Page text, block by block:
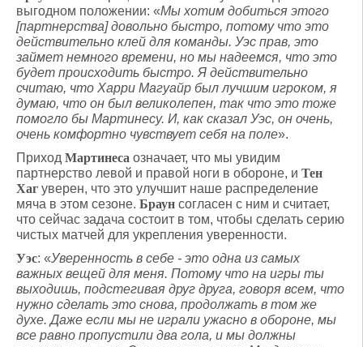
выгодном положении: «Мы хотим добиться этого
[партнерства] довольно быстро, потому что это
действительно клей для команды. Уэс прав, это
займет немного времени, но мы надеемся, что это
будет происходить быстро. Я действительно
считаю, что Харри Магуайр был лучшим игроком, я
думаю, что он был великолепен, так что это тоже
помогло бы Мартинесу. И, как сказал Уэс, он очень,
очень комфортно чувствует себя на поле».
Приход Мартинеса означает, что мы увидим
партнерство левой и правой ноги в обороне, и Тен
Хаг уверен, что это улучшит наше распределение
мяча в этом сезоне. Браун согласен с ним и считает,
что сейчас задача состоит в том, чтобы сделать серию
чистых матчей для укрепления уверенности.
Уэс: «Уверенность в себе - это одна из самых
важных вещей для меня. Потому что на игры ты
выходишь, подстегивая друг друга, говоря всем, что
нужно сделать это снова, продолжать в том же
духе. Даже если мы не играли ужасно в обороне, мы
все равно пропустили два гола, и мы должны